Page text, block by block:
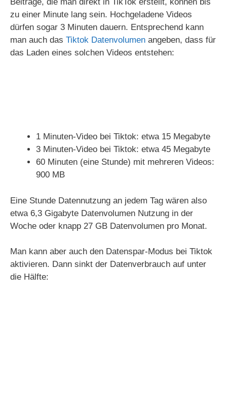
o
zu einer Minute lang sein. Hochgeladene Videos
dürfen sogar 3 Minuten dauern. Entsprechend kann
man auch das Tiktok Datenvolumen angeben, dass für
das Laden eines solchen Videos entstehen:
1 Minuten-Video bei Tiktok: etwa 15 Megabyte
3 Minuten-Video bei Tiktok: etwa 45 Megabyte
60 Minuten (eine Stunde) mit mehreren Videos:
900 MB
Eine Stunde Datennutzung an jedem Tag wären also
etwa 6,3 Gigabyte Datenvolumen Nutzung in der
Woche oder knapp 27 GB Datenvolumen pro Monat.
Man kann aber auch den Datenspar-Modus bei Tiktok
aktivieren. Dann sinkt der Datenverbrauch auf unter
die Hälfte: